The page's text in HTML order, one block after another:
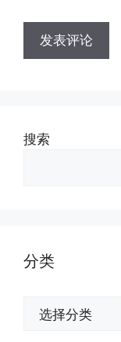
搜索
分类